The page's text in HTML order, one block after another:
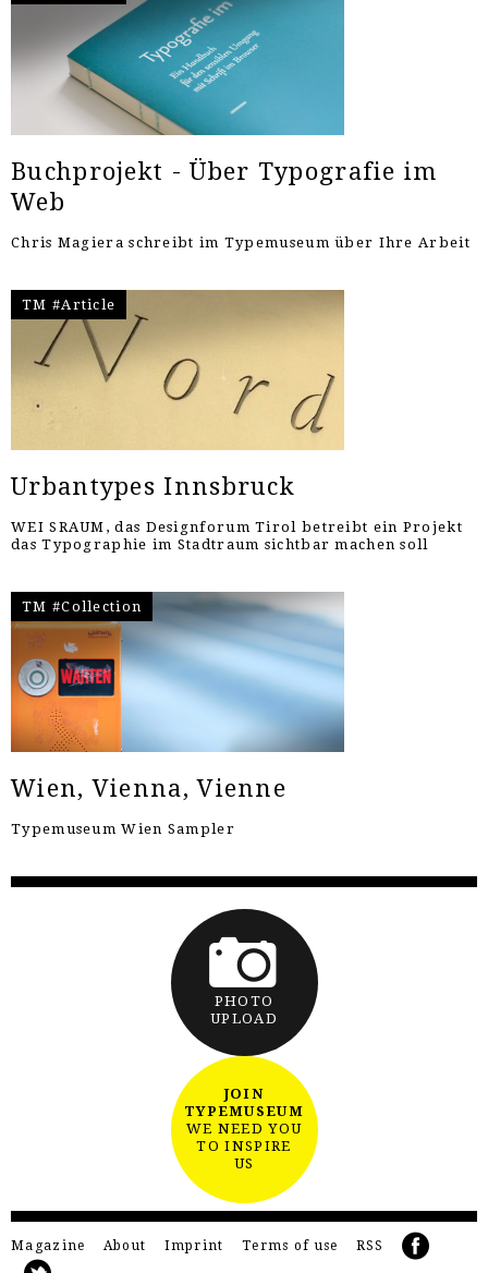
Buchprojekt - Über Typografie im
Web
Chris Magiera schreibt im Typemuseum über Ihre Arbeit
TM #Article
Urbantypes Innsbruck
WEI SRAUM, das Designforum Tirol betreibt ein Projekt
das Typographie im Stadtraum sichtbar machen soll
TM #Collection
Wien, Vienna, Vienne
Typemuseum Wien Sampler
PHOTO
UPLOAD
JOIN
TYPEMUSEUM
WE NEED YOU
TO INSPIRE
US
Magazine About Imprint Terms of use RSS